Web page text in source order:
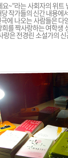
~”라는 사회자의 위트
작가들의 신간 내용에
에 나오는 사람들은 다
를 짝사랑하는 여학생
은 전경린 소설가의